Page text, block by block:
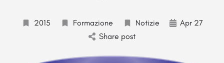
2015 Formazione Notizie
Apr 27
Share post